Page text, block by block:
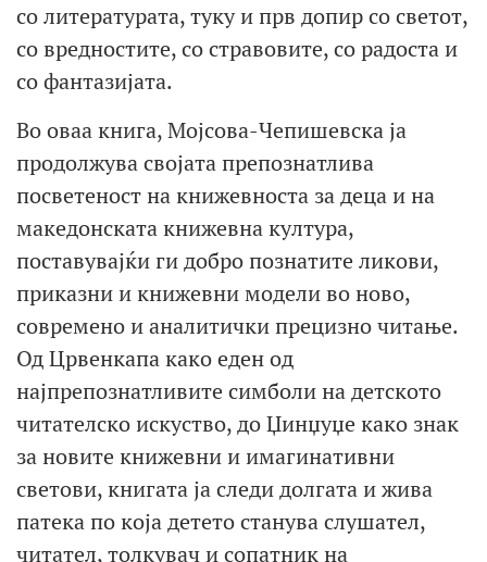
со литературата, туку и прв допир со светот,
со вредностите, со стравовите, со радоста и
со фантазијата.
Во оваа книга, Мојсова-Чепишевска ја
продолжува својата препознатлива
посветеност на книжевноста за деца и на
македонската книжевна култура,
поставувајќи ги добро познатите ликови,
приказни и книжевни модели во ново,
современо и аналитички прецизно читање.
Од Црвенкапа како еден од
најпрепознатливите симболи на детското
читателско искуство, до Џинџуџе како знак
за новите книжевни и имагинативни
светови, книгата ја следи долгата и жива
патека по која детето станува слушател,
читател, толкувач и сопатник на